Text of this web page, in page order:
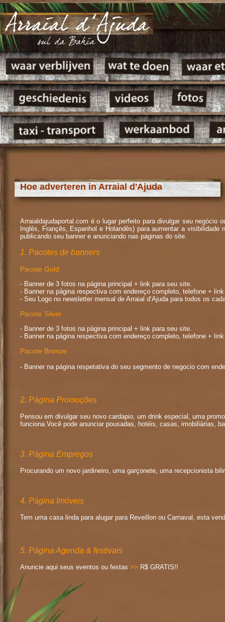
Hoe adverteren in Arraial d'Ajuda
Arraialdajudaportal.com é o lugar perfeito para divulgar seu
Inglês, Françês, Espanhol e Holandês) para aumentar a
publicando seu banner e anunciando nas páginas do site.
1. Pacotes de banners
Pacote Gold
- Banner de 3 fotos na página principal + link para seu site.
- Banner na página respectiva com endereço completo, telefone +
- Seu Logo no newsletter mensal de Arraial d’Ajuda para todos os
Pacote Silver
- Banner de 3 fotos na página principal + link para seu site.
- Banner na página respectiva com endereço completo, telefone +
Pacote Bronze
- Banner na página respetativa do seu segmento de negocio com
2. Página Promoções
Pensou em divulgar seu novo cardapio, um drink especial, uma
funciona.Você pode anunciar pousadas, hotéis, casas, imobiliárias,
3. Página Empregos
Procurando um novo jardineiro, uma garçonete, uma recepcionista
4. Página Imóveis
Tem uma casa linda para alugar para Reveillon ou Carnaval, esta
5. Página Agenda & festivais
Anuncie aqui seus eventos ou festas >> R$ GRATIS!!